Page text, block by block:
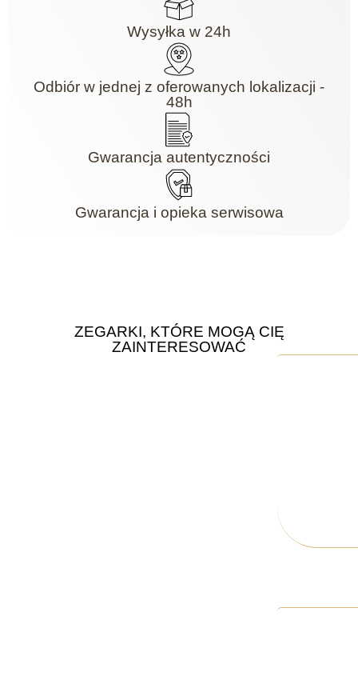
Wysyłka w 24h
Odbiór w jednej z oferowanych lokalizacji -
48h
Gwarancja autentyczności
Gwarancja i opieka serwisowa
ZEGARKI, KTÓRE MOGĄ CIĘ
ZAINTERESOWAĆ